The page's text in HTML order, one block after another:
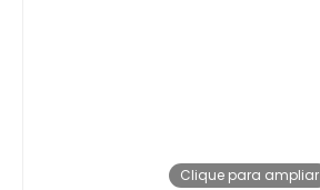
Clique para ampliar